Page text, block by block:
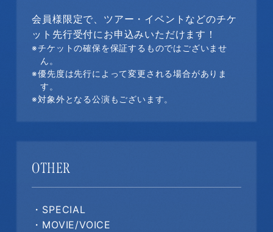
会員様限定で、ツアー・イベントなどのチケ
ット先行受付にお申込みいただけます！
※チケットの確保を保証するものではございませ
ん。
※優先度は先行によって変更される場合がありま
す。
※対象外となる公演もございます。
OTHER
・SPECIAL
・MOVIE/VOICE